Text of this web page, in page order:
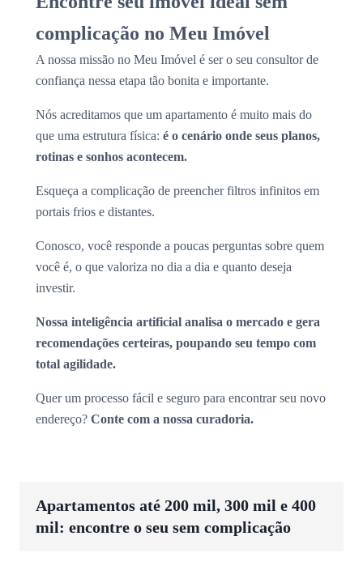
complicação no Meu Imóvel
A nossa missão no Meu Imóvel é ser o seu consultor de
confiança nessa etapa tão bonita e importante.
Nós acreditamos que um apartamento é muito mais do
que uma estrutura física: é o cenário onde seus planos,
rotinas e sonhos acontecem.
Esqueça a complicação de preencher filtros infinitos em
portais frios e distantes.
Conosco, você responde a poucas perguntas sobre quem
você é, o que valoriza no dia a dia e quanto deseja
investir.
Nossa inteligência artificial analisa o mercado e gera
recomendações certeiras, poupando seu tempo com
total agilidade.
Quer um processo fácil e seguro para encontrar seu novo
endereço? Conte com a nossa curadoria.
Apartamentos até 200 mil, 300 mil e 400
mil: encontre o seu sem complicação